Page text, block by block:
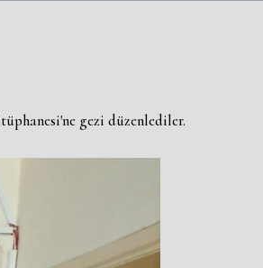
gezi düzenlediler.